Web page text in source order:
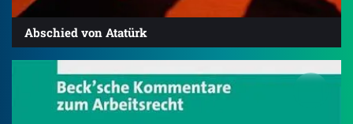
Abschied von Atatürk